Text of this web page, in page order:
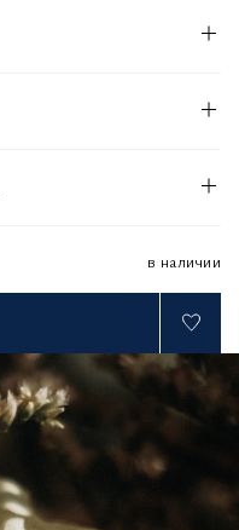
в наличии